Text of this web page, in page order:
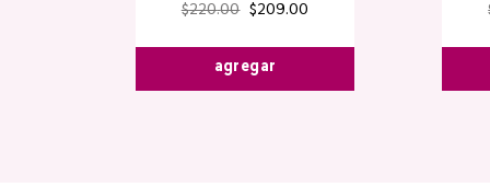
$220.00 $209.00
agregar